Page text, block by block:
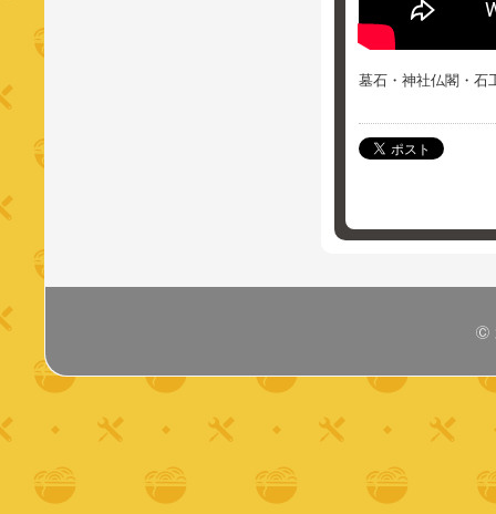
墓石・神社仏閣・石